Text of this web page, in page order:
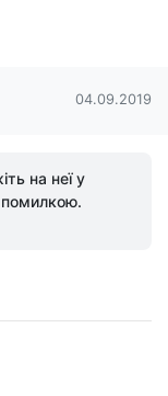
04.09.2019
на неї у